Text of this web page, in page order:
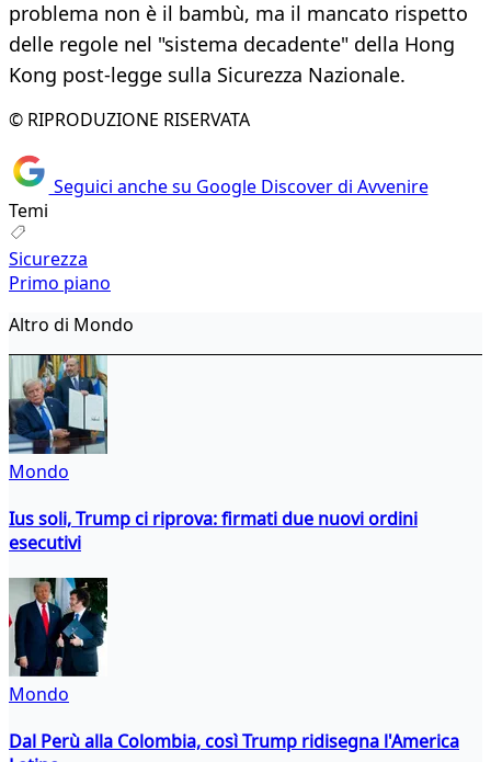
problema non è il bambù, ma il mancato rispetto
delle regole nel "sistema decadente" della Hong
Kong post-legge sulla Sicurezza Nazionale.
© RIPRODUZIONE RISERVATA
Seguici anche su Google Discover di Avvenire
Temi
Sicurezza
Primo piano
Altro di Mondo
Mondo
Ius soli, Trump ci riprova: firmati due nuovi ordini
esecutivi
Mondo
Dal Perù alla Colombia, così Trump ridisegna l'America